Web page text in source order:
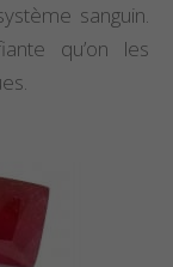
sanguin.
qu’on les